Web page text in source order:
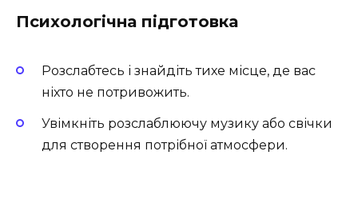
Психологічна підготовка
Розслабтесь і знайдіть тихе місце, де вас
ніхто не потривожить.
Увімкніть розслаблюючу музику або свічки
для створення потрібної атмосфери.